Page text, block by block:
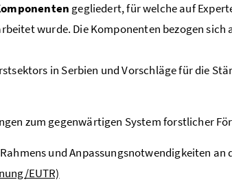
gegliedert, für welche auf
wurde. Die Komponenten bezogen sich
in Serbien und Vorschläge für die
zum gegenwärtigen System forstlicher
und Anpassungsnotwendigkeiten an
EUTR)